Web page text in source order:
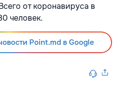
от коронавируса в
человек.
Point.md в Google